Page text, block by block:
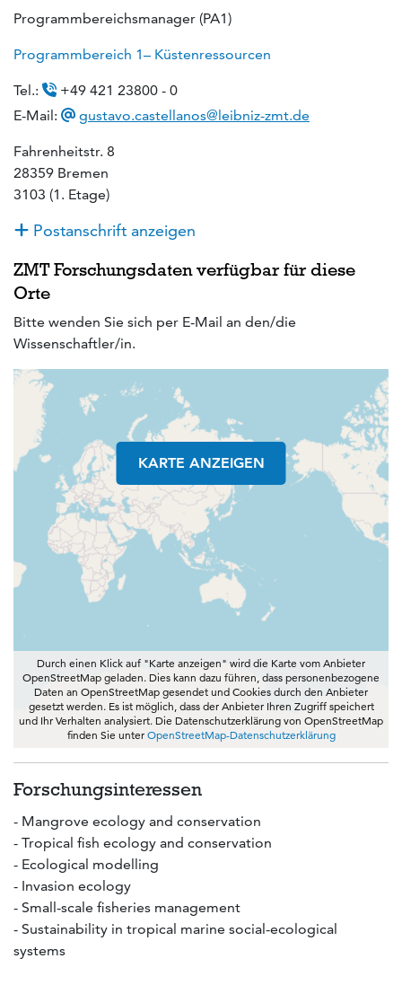
Programmbereichsmanager (PA1)
Programmbereich 1– Küstenressourcen
Tel.:
+49 421 23800 - 0
E-Mail:
gustavo.castellanos@leibniz-zmt.de
Fahrenheitstr. 8
28359 Bremen
3103 (1. Etage)
Postanschrift anzeigen
ZMT Forschungsdaten verfügbar für diese
Orte
Bitte wenden Sie sich per E-Mail an den/die
Wissenschaftler/in.
KARTE ANZEIGEN
Durch einen Klick auf "Karte anzeigen" wird die Karte vom Anbieter
OpenStreetMap geladen. Dies kann dazu führen, dass personenbezogene
Daten an OpenStreetMap gesendet und Cookies durch den Anbieter
gesetzt werden. Es ist möglich, dass der Anbieter Ihren Zugriff speichert
und Ihr Verhalten analysiert. Die Datenschutzerklärung von OpenStreetMap
finden Sie unter OpenStreetMap-Datenschutzerklärung
Forschungsinteressen
- Mangrove ecology and conservation
- Tropical fish ecology and conservation
- Ecological modelling
- Invasion ecology
- Small-scale fisheries management
- Sustainability in tropical marine social-ecological
systems